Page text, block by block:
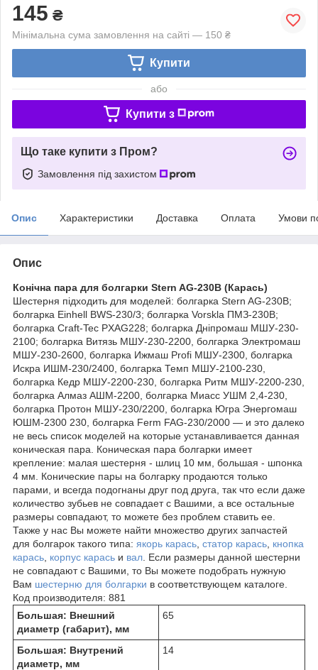
145 ₴
Мінімальна сума замовлення на сайті — 150 ₴
Купити
або
Купити з
Що таке купити з Пром?
Замовлення під захистом
Опис Характеристики Доставка Оплата Умови
Опис
Конічна пара для болгарки Stern AG-230B (Карась)
Шестерня підходить для моделей: болгарка Stern AG-230B;
болгарка Einhell BWS-230/3; болгарка Vorskla ПМЗ-230В;
болгарка Craft-Tec PXAG228; болгарка Дніпромаш МШУ-230-
2100; болгарка Витязь МШУ-230-2200, болгарка Электромаш
МШУ-230-2600, болгарка Ижмаш Profi МШУ-2300, болгарка
Искра ИШМ-230/2400, болгарка Темп МШУ-2100-230,
болгарка Кедр МШУ-2200-230, болгарка Ритм МШУ-2200-230,
болгарка Алмаз АШМ-2200, болгарка Миасс УШМ 2,4-230,
болгарка Протон МШУ-230/2200, болгарка Югра Энергомаш
ЮШМ-2300 230, болгарка Ferm FAG-230/2000 — и это далеко
не весь список моделей на которые устанавливается данная
коническая пара. Коническая пара болгарки имеет
крепление: малая шестерня - шлиц 10 мм, большая - шпонка
4 мм. Конические пары на болгарку продаются только
парами, и всегда подогнаны друг под друга, так что если даже
количество зубьев не совпадает с Вашими, а все остальные
размеры совпадают, то можете без проблем ставить ее.
Также у нас Вы можете найти множество других запчастей
для болгарок такого типа: якорь карась статор карась кнопка
карась корпус карась и вал . Если размеры данной шестерни
не совпадают с Вашими, то Вы можете подобрать нужную
Вам шестерню для болгарки в соответствующем каталоге.
Код производителя: 881
Большая: Внешний
диаметр (габарит), мм
65
Большая: Внутрений
диаметр, мм
14